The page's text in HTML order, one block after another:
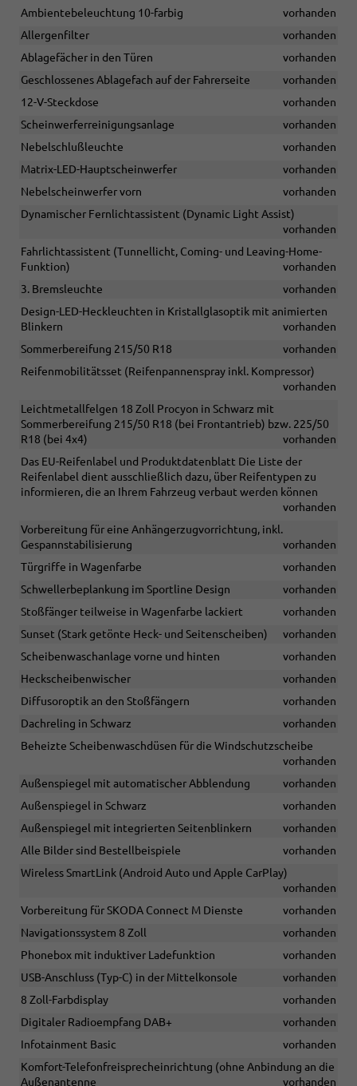
Ambientebeleuchtung 10-farbig
vorhanden
Allergenfilter
vorhanden
Ablagefächer in den Türen
vorhanden
Geschlossenes Ablagefach auf der Fahrerseite
vorhanden
12-V-Steckdose
vorhanden
Scheinwerferreinigungsanlage
vorhanden
Nebelschlußleuchte
vorhanden
Matrix-LED-Hauptscheinwerfer
vorhanden
Nebelscheinwerfer vorn
vorhanden
Dynamischer Fernlichtassistent (Dynamic Light Assist)
vorhanden
Fahrlichtassistent (Tunnellicht, Coming- und Leaving-Home-
Funktion)
vorhanden
3. Bremsleuchte
vorhanden
Design-LED-Heckleuchten in Kristallglasoptik mit animierten
Blinkern
vorhanden
Sommerbereifung 215/50 R18
vorhanden
Reifenmobilitätsset (Reifenpannenspray inkl. Kompressor)
vorhanden
Leichtmetallfelgen 18 Zoll Procyon in Schwarz mit
Sommerbereifung 215/50 R18 (bei Frontantrieb) bzw. 225/50
R18 (bei 4x4)
vorhanden
Das EU-Reifenlabel und Produktdatenblatt Die Liste der
Reifenlabel dient ausschließlich dazu, über Reifentypen zu
informieren, die an Ihrem Fahrzeug verbaut werden können
vorhanden
Vorbereitung für eine Anhängerzugvorrichtung, inkl.
Gespannstabilisierung
vorhanden
Türgriffe in Wagenfarbe
vorhanden
Schwellerbeplankung im Sportline Design
vorhanden
Stoßfänger teilweise in Wagenfarbe lackiert
vorhanden
Sunset (Stark getönte Heck- und Seitenscheiben)
vorhanden
Scheibenwaschanlage vorne und hinten
vorhanden
Heckscheibenwischer
vorhanden
Diffusoroptik an den Stoßfängern
vorhanden
Dachreling in Schwarz
vorhanden
Beheizte Scheibenwaschdüsen für die Windschutzscheibe
vorhanden
Außenspiegel mit automatischer Abblendung
vorhanden
Außenspiegel in Schwarz
vorhanden
Außenspiegel mit integrierten Seitenblinkern
vorhanden
Alle Bilder sind Bestellbeispiele
vorhanden
Wireless SmartLink (Android Auto und Apple CarPlay)
vorhanden
Vorbereitung für SKODA Connect M Dienste
vorhanden
Navigationssystem 8 Zoll
vorhanden
Phonebox mit induktiver Ladefunktion
vorhanden
USB-Anschluss (Typ-C) in der Mittelkonsole
vorhanden
8 Zoll-Farbdisplay
vorhanden
Digitaler Radioempfang DAB+
vorhanden
Infotainment Basic
vorhanden
Komfort-Telefonfreisprecheinrichtung (ohne Anbindung an die
Außenantenne
vorhanden